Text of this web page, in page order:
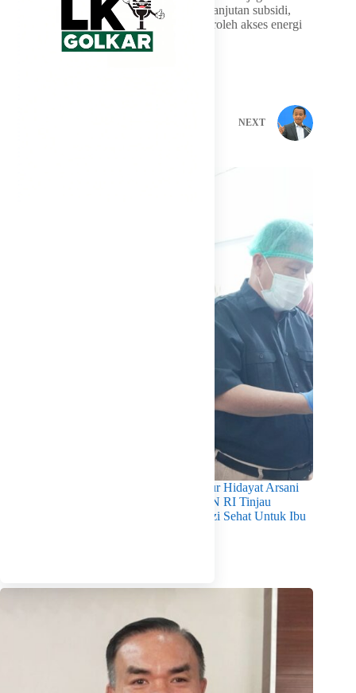
stabilitas sektor energi, memperkuat keberlanjutan subsidi,
serta memastikan masyarakat tetap memperoleh akses energi
yang terjangkau dan berkelanjutan.
NEXT
Pastikan Kualitas Gizi Terpenuhi, Gubernur Hidayat Arsani
Dampingi Mendukbangga/Kepala BKKBN RI Tinjau
Layanan Program MBG 3B Wujudkan Gizi Sehat Untuk Ibu